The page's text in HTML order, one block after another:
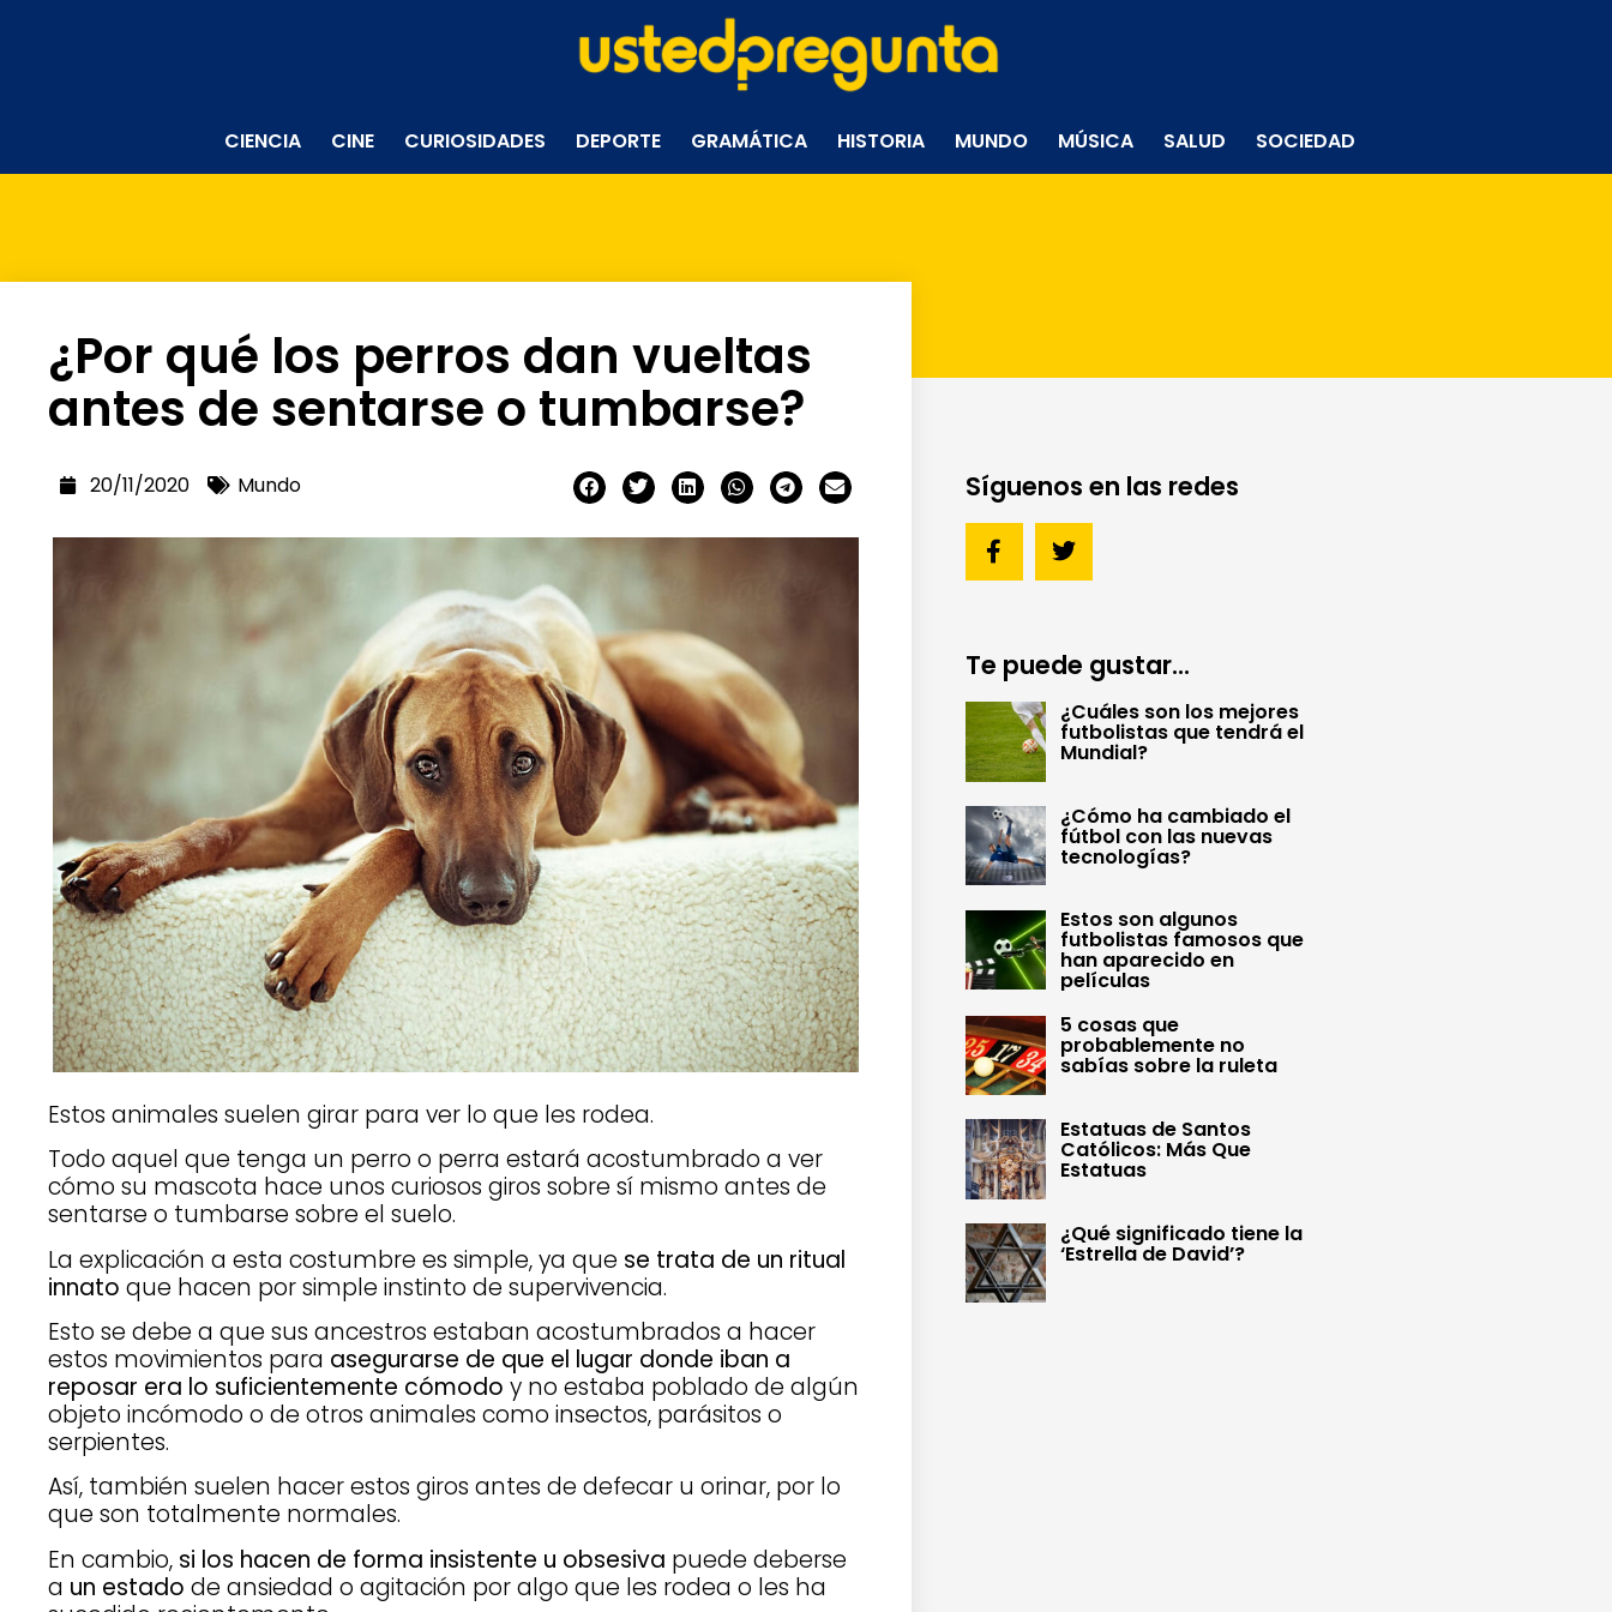
CIENCIA CINE CURIOSIDADES DEPORTE GRAMÁTICA HISTORIA MUNDO MÚSICA SALUD SOCIEDAD
¿Por qué los perros dan vueltas
antes de sentarse o tumbarse?
20/11/2020 Mundo
Estos animales suelen girar para ver lo que les rodea.
Todo aquel que tenga un perro o perra estará acostumbrado a ver
cómo su mascota hace unos curiosos giros sobre sí mismo antes de
sentarse o tumbarse sobre el suelo.
La explicación a esta costumbre es simple, ya que se trata de un ritual
innato que hacen por simple instinto de supervivencia.
Esto se debe a que sus ancestros estaban acostumbrados a hacer
estos movimientos para asegurarse de que el lugar donde iban a
reposar era lo suficientemente cómodo y no estaba poblado de algún
objeto incómodo o de otros animales como insectos, parásitos o
serpientes.
Así, también suelen hacer estos giros antes de defecar u orinar, por lo
que son totalmente normales.
En cambio, si los hacen de forma insistente u obsesiva puede deberse
a un estado de ansiedad o agitación por algo que les rodea o les ha
Síguenos en las redes
Te puede gustar...
¿Cuáles son los mejores
futbolistas que tendrá el
Mundial?
¿Cómo ha cambiado el
fútbol con las nuevas
tecnologías?
Estos son algunos
futbolistas famosos que
han aparecido en
películas
5 cosas que
probablemente no
sabías sobre la ruleta
Estatuas de Santos
Católicos: Más Que
Estatuas
¿Qué significado tiene la
‘Estrella de David’?